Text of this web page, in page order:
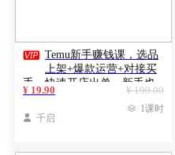
 Temu新手赚钱课，选品
上架+爆款运营+对接买
手，快速开店出单，新手也
能月入5000+
¥ 199.00
¥ 19.90
 千启
 1课时